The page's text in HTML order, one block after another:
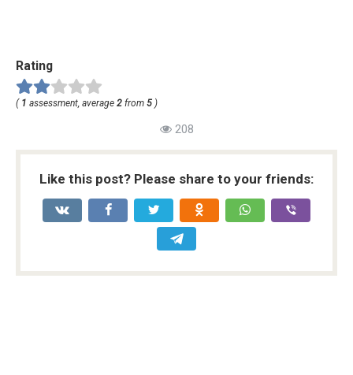
Rating
( 1 assessment, average 2 from 5 )
208
Like this post? Please share to your friends: